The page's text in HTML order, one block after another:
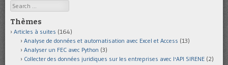
Search
Thèmes
Articles à suites (164)
Analyse de données et automatisation avec Excel et Access (13)
Analyser un FEC avec Python (3)
Collecter des données juridiques sur les entreprises avec l'API SIRENE (2)